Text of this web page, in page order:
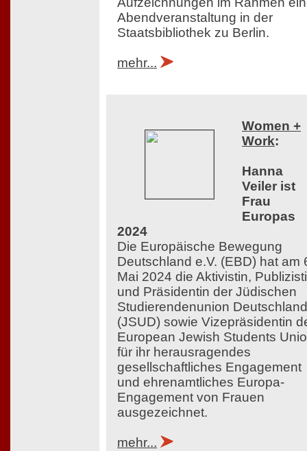
Abendveranstaltung in der
Staatsbibliothek zu Berlin.
mehr...
Women +
Work:
Hanna
Veiler ist
Frau
Europas
2024
Die Europäische Bewegung
Deutschland e.V. (EBD) hat am
Mai 2024 die Aktivistin,
und Präsidentin der Jüdischen
Studierendenunion
(JSUD) sowie Vizepräsidentin
European Jewish Students
für ihr herausragendes
gesellschaftliches Engagement
und ehrenamtliches Europa-
Engagement von Frauen
ausgezeichnet.
mehr...